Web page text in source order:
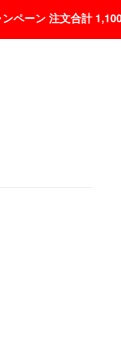
ン 注文合計 1,100円以